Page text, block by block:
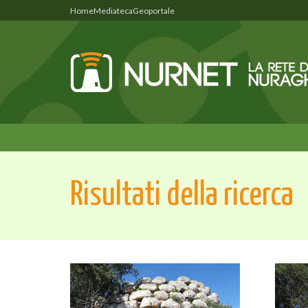
HomeMediatecaGeoportale
Risultati della ricerca